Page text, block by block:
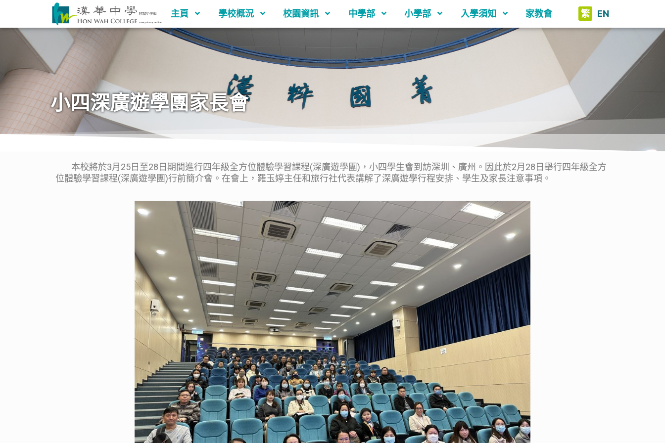
主頁 學校概況 校園資訊 中學部 小學部 入學須知 家教會 繁 EN
小四深廣遊學團家長會
本校將於3月25日至28日期間進行四年級全方位體驗學習課程(深廣遊學團)，小四學生會到訪深圳、廣州。因此於2月28日舉行四年級全方
位體驗學習課程(深廣遊學團)行前簡介會。在會上，羅玉婷主任和旅行社代表講解了深廣遊學行程安排、學生及家長注意事項。